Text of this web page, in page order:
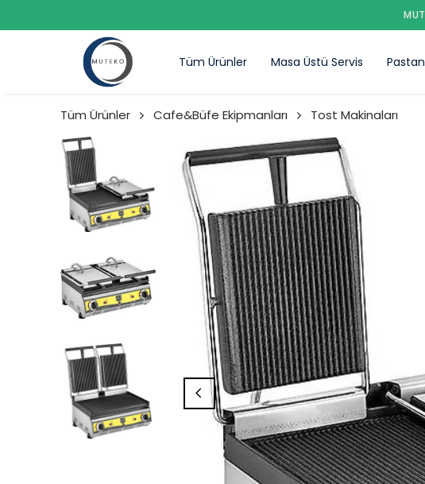
Tüm Ürünler Masa Üstü Servis
Tüm Ürünler Cafe&Büfe Ekipmanları Tost Makinaları